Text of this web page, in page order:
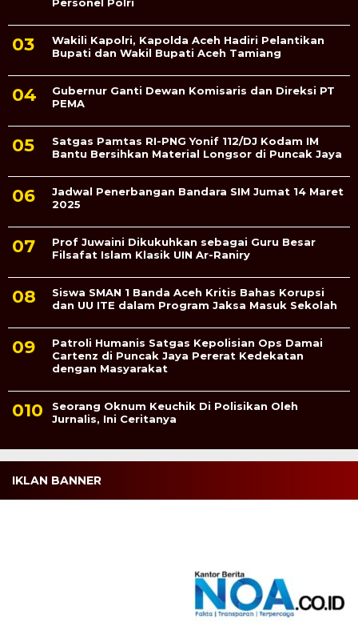
Personel Polri
Wakili Kapolri, Kapolda Aceh Hadiri Pelantikan
Bupati dan Wakil Bupati Aceh Tamiang
Gubernur Ganti Dewan Komisaris dan Direksi PT
PEMA
Satgas Pamtas RI-PNG Yonif 112/DJ Kodam IM
Bantu Bersihkan Material Longsor di Puncak Jaya
Jadwal Penerbangan Bandara SIM Jumat 14 Maret
2025
Prof Juwaini Dikukuhkan sebagai Guru Besar
Filsafat Islam Klasik UIN Ar-Raniry
Siswa SMAN 1 Banda Aceh Kritis Bahas Korupsi
dan UU ITE dalam Program Jaksa Masuk Sekolah
Patroli Humanis Satgas Kepolisian Ops Damai
Cartenz di Puncak Jaya Pererat Kedekatan
dengan Masyarakat
Seorang Oknum Keuchik Di Polisikan Oleh
Jurnalis, Ini Ceritanya
IKLAN BANNER